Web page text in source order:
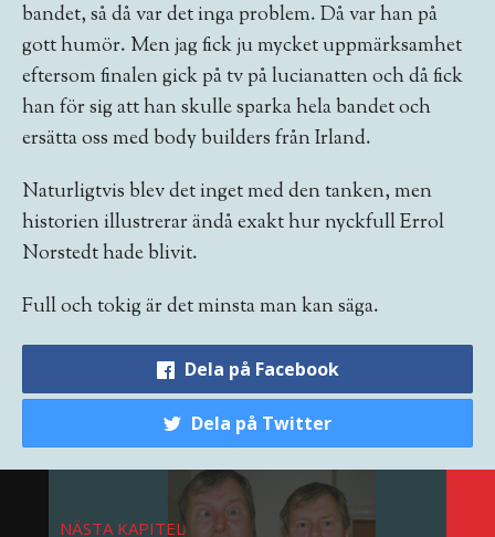
bandet, så då var det inga problem. Då var han på
gott humör. Men jag fick ju mycket uppmärksamhet
eftersom finalen gick på tv på lucianatten och då fick
han för sig att han skulle sparka hela bandet och
ersätta oss med body­ builders från Irland.
Naturligtvis blev det inget med den tan­ken, men
historien illustrerar ändå exakt hur nyckfull Errol
Norstedt hade blivit.
Full och tokig är det minsta man kan säga.
Dela på Facebook
Dela på Twitter
NÄSTA KAPITEL